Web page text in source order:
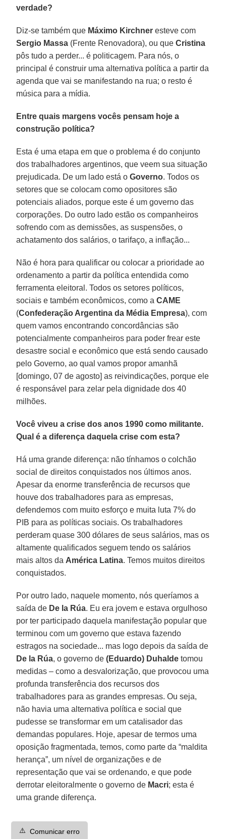
verdade?
Diz-se também que Máximo Kirchner esteve com
Sergio Massa (Frente Renovadora), ou queCristina
pôs tudo a perder... é politicagem. Para nós, o
principal é construir uma alternativa política a partir da
agenda que vai se manifestando na rua; o resto é
música para a mídia.
Entre quais margens vocês pensam hoje a
construção política?
Esta é uma etapa em que o problema é do conjunto
dos trabalhadores argentinos, que veem sua situação
prejudicada. De um lado está oGoverno. Todos os
setores que se colocam como opositores são
potenciais aliados, porque este é um governo das
corporações. Do outro lado estão os companheiros
sofrendo com as demissões, as suspensões, o
achatamento dos salários, o tarifaço, a inflação...
Não é hora para qualificar ou colocar a prioridade ao
ordenamento a partir da política entendida como
ferramenta eleitoral. Todos os setores políticos,
sociais e também econômicos, como aCAME
(Confederação Argentina da Média Empresa), com
quem vamos encontrando concordâncias são
potencialmente companheiros para poder frear este
desastre social e econômico que está sendo causado
pelo Governo, ao qual vamos propor amanhã
[domingo, 07 de agosto] as reivindicações, porque ele
é responsável para zelar pela dignidade dos 40
milhões.
Você viveu a crise dos anos 1990 como militante.
Qual é a diferença daquela crise com esta?
Há uma grande diferença: não tínhamos o colchão
social de direitos conquistados nos últimos anos.
Apesar da enorme transferência de recursos que
houve dos trabalhadores para as empresas,
defendemos com muito esforço e muita luta 7% do
PIB para as políticas sociais. Os trabalhadores
perderam quase 300 dólares de seus salários, mas os
altamente qualificados seguem tendo os salários
mais altos da América Latina. Temos muitos direitos
conquistados.
Por outro lado, naquele momento, nós queríamos a
saída de De la Rúa. Eu era jovem e estava orgulhoso
por ter participado daquela manifestação popular que
terminou com um governo que estava fazendo
estragos na sociedade... mas logo depois da saída de
De la Rúa, o governo de(Eduardo) Duhalde tomou
medidas – como a desvalorização, que provocou uma
profunda transferência dos recursos dos
trabalhadores para as grandes empresas. Ou seja,
não havia uma alternativa política e social que
pudesse se transformar em um catalisador das
demandas populares. Hoje, apesar de termos uma
oposição fragmentada, temos, como parte da “maldita
herança”, um nível de organizações e de
representação que vai se ordenando, e que pode
derrotar eleitoralmente o governo de Macri; esta é
uma grande diferença.
⚠️ Comunicar erro